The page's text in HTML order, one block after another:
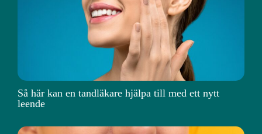
Så här kan en tandläkare hjälpa till med ett nytt
leende